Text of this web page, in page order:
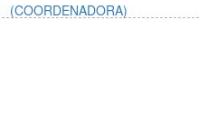
(COORDENADORA)